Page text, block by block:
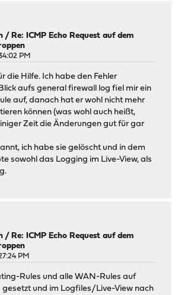
/Re: ICMP Echo Request auf dem
PM
die Hilfe. Ich habe den Fehler
aufs general firewall log fiel mir ein
auf, danach hat er wohl nicht mehr
können (was wohl auch heißt,
Zeit die Änderungen gut für gar
ich habe sie gelöscht und in dem
sowohl das Logging im Live-View, als
/Re: ICMP Echo Request auf dem
PM
Rules und alle WAN-Rules auf
und im Logfiles/Live-View nach